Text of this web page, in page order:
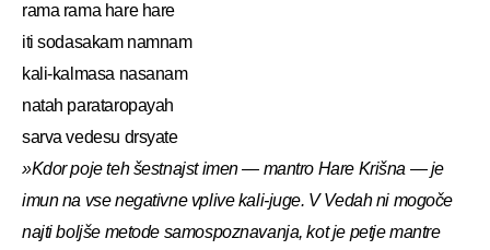
rama rama hare hare
iti sodasakam namnam
kali-kalmasa nasanam
natah parataropayah
sarva vedesu drsyate
»Kdor poje teh šestnajst imen — mantro Hare Krišna — je
imun na vse negativne vplive kali-juge. V Vedah ni mogoče
najti boljše metode samospoznavanja, kot je petje mantre